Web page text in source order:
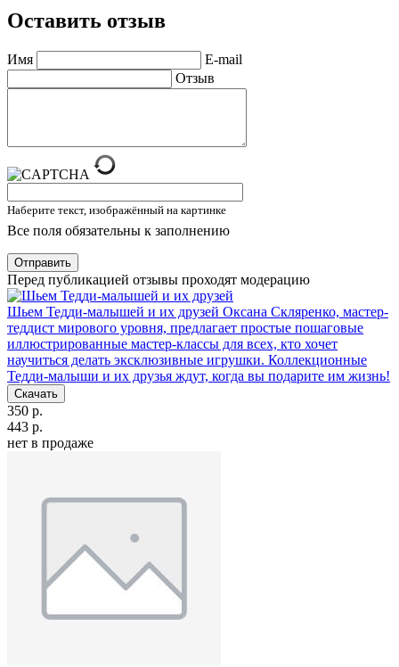
Оставить отзыв
Имя
E-mail
Отзыв
Наберите текст, изображённый на картинке
Все поля обязательны к заполнению
Отправить
Перед публикацией отзывы проходят модерацию
Шьем Тедди-малышей и их друзей Оксана Скляренко, мастер-
теддист мирового уровня, предлагает простые пошаговые
иллюстрированные мастер-классы для всех, кто хочет
научиться делать эксклюзивные игрушки. Коллекционные
Тедди-малыши и их друзья ждут, когда вы подарите им жизнь!
Скачать
350 р.
443 р.
нет в продаже